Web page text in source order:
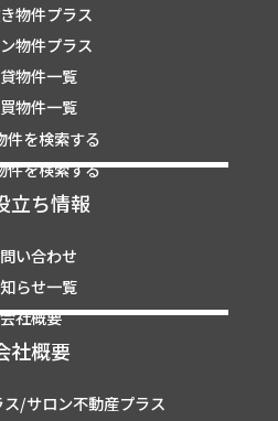
物件プラス
物件プラス
物件一覧
物件一覧
件を検索する
件を検索する
立ち情報
い合わせ
らせ一覧
会社概要
社概要
/サロン不動産プラス